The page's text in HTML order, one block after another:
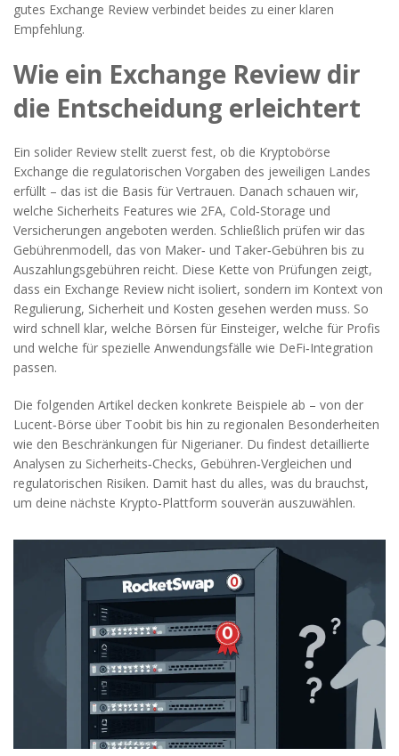
gutes Exchange Review verbindet beides zu einer klaren
Empfehlung.
Wie ein Exchange Review dir
die Entscheidung erleichtert
Ein solider Review stellt zuerst fest, ob die Kryptobörse
Exchange die regulatorischen Vorgaben des jeweiligen Landes
erfüllt – das ist die Basis für Vertrauen. Danach schauen wir,
welche Sicherheits Features wie 2FA, Cold‑Storage und
Versicherungen angeboten werden. Schließlich prüfen wir das
Gebührenmodell, das von Maker‑ und Taker‑Gebühren bis zu
Auszahlungsgebühren reicht. Diese Kette von Prüfungen zeigt,
dass ein Exchange Review nicht isoliert, sondern im Kontext von
Regulierung, Sicherheit und Kosten gesehen werden muss. So
wird schnell klar, welche Börsen für Einsteiger, welche für Profis
und welche für spezielle Anwendungsfälle wie DeFi‑Integration
passen.
Die folgenden Artikel decken konkrete Beispiele ab – von der
Lucent‑Börse über Toobit bis hin zu regionalen Besonderheiten
wie den Beschränkungen für Nigerianer. Du findest detaillierte
Analysen zu Sicherheits‑Checks, Gebühren‑Vergleichen und
regulatorischen Risiken. Damit hast du alles, was du brauchst,
um deine nächste Krypto‑Plattform souverän auszuwählen.